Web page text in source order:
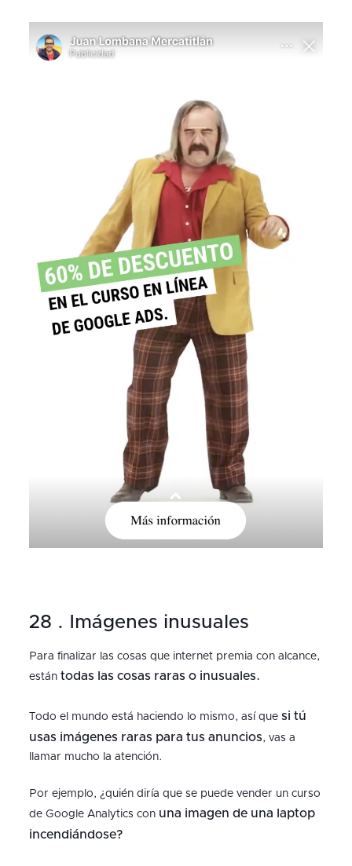
28 . Imágenes inusuales
Para finalizar las cosas que internet premia con alcance,
están todas las cosas raras o inusuales.
Todo el mundo está haciendo lo mismo, así que si tú
usas imágenes raras para tus anuncios, vas a
llamar mucho la atención.
Por ejemplo, ¿quién diría que se puede vender un curso
de Google Analytics con una imagen de una laptop
incendiándose?